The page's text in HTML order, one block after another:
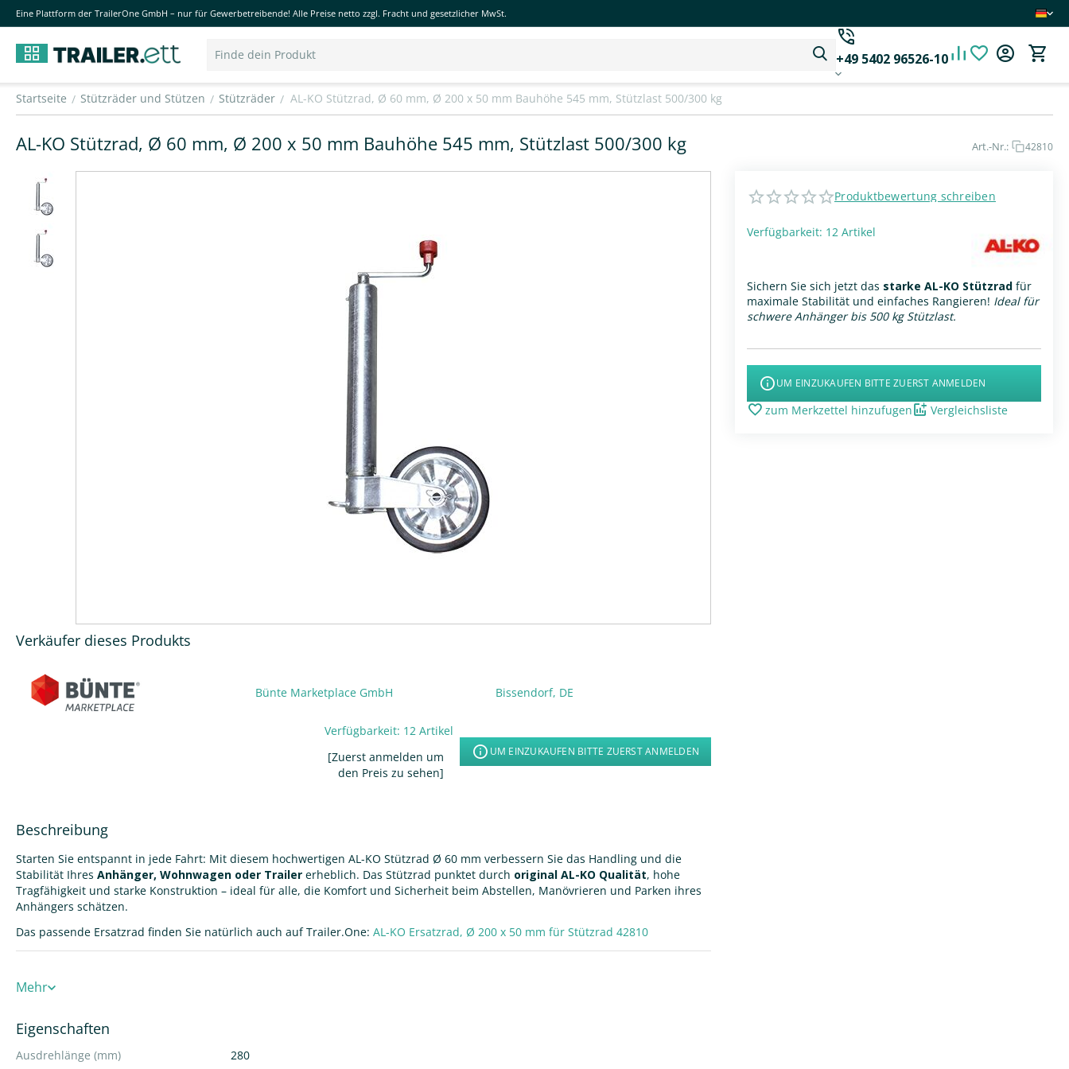
Eine Plattform der TrailerOne GmbH – nur für Gewerbetreibende! Alle Preise netto zzgl. Fracht und gesetzlicher MwSt.
+49 5402 96526-10
Startseite / Stützräder und Stützen / Stützräder / AL-KO Stützrad, Ø 60 mm, Ø 200 x 50 mm Bauhöhe 545 mm, Stützlast 500/300 kg
AL-KO Stützrad, Ø 60 mm, Ø 200 x 50 mm Bauhöhe 545 mm, Stützlast 500/300 kg Art.-Nr.: 42810
Produktbewertung schreiben
Verfügbarkeit: 12 Artikel
Sichern Sie sich jetzt das starke AL-KO Stützrad für
maximale Stabilität und einfaches Rangieren! Ideal für
schwere Anhänger bis 500 kg Stützlast.
UM EINZUKAUFEN BITTE ZUERST ANMELDEN
zum Merkzettel hinzufugen Vergleichsliste
Verkäufer dieses Produkts
Bünte Marketplace GmbH Bissendorf, DE
Verfügbarkeit: 12 Artikel
[Zuerst anmelden um
den Preis zu sehen]
UM EINZUKAUFEN BITTE ZUERST ANMELDEN
Beschreibung
Starten Sie entspannt in jede Fahrt: Mit diesem hochwertigen AL-KO Stützrad Ø 60 mm verbessern Sie das Handling und die
Stabilität Ihres Anhänger, Wohnwagen oder Trailer erheblich. Das Stützrad punktet durch original AL-KO Qualität, hohe
Tragfähigkeit und starke Konstruktion – ideal für alle, die Komfort und Sicherheit beim Abstellen, Manövrieren und Parken ihres
Anhängers schätzen.
Das passende Ersatzrad finden Sie natürlich auch auf Trailer.One: AL-KO Ersatzrad, Ø 200 x 50 mm für Stützrad 42810
Rohrdurchmesser Ø 60 mm
Radgröße 200 × 50 mm Vollgummi-Bereifung
Mehr
Eigenschaften
Ausdrehlänge (mm)
280